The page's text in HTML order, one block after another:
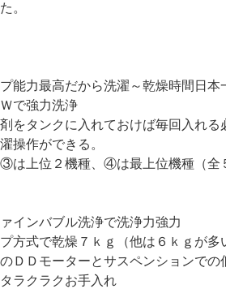
。
能力最高だから洗濯～乾燥時間日本
で強力洗浄
をタンクに入れておけば毎回入れる
操作ができる。
上位２機種、④は最上位機種（全
インバブル洗浄で洗浄力強力
方式で乾燥７ｋｇ（他は６ｋｇが多
ＤＤモーターとサスペンションでの
ラクラクお手入れ